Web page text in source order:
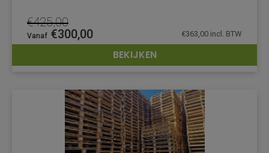
DETAILS
€425,00
Oorspronkelijke
prijs
€425,00.
€300,00Huidige
prijs
€300,00.
€363,00 incl. BTW
BEKIJKEN